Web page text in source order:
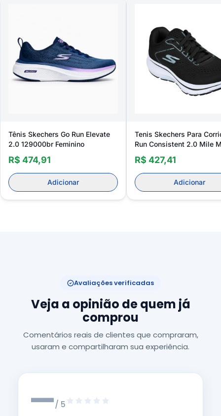
Tênis Skechers Go Run Elevate
2.0 129000br Feminino
R$ 474,91
Adicionar
Tenis Skechers Para
Run Consistent 2.0 Mile
128607br Feminino
R$ 427,41
Adicionar
Avaliações verificadas
Veja a opinião de quem já
comprou
Comentários reais de clientes que compraram,
usaram e compartilharam sua experiência.
—/ 5